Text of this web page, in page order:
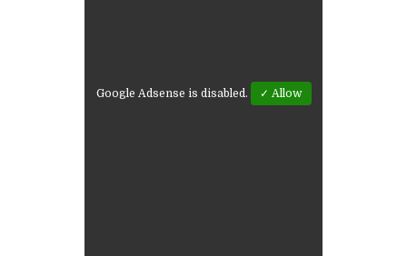
Google Adsense is disabled. ✓ Allow